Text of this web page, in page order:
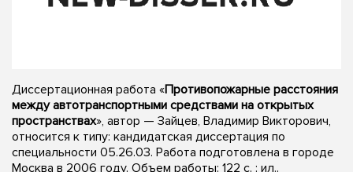
Диссертационная работа «Противопожарные расстояния
между автотранспортными средствами на открытых
пространствах», автор — Зайцев, Владимир Викторович,
относится к типу: кандидатская диссертация по
специальности 05.26.03. Работа подготовлена в городе
Москва в 2006 году. Объем работы: 122 с. : ил..